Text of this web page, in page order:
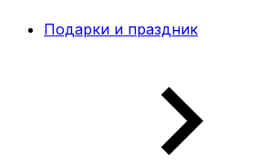
Подарки и праздник